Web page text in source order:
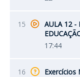
15
AULA 12 -
17:44
16 Exercícios